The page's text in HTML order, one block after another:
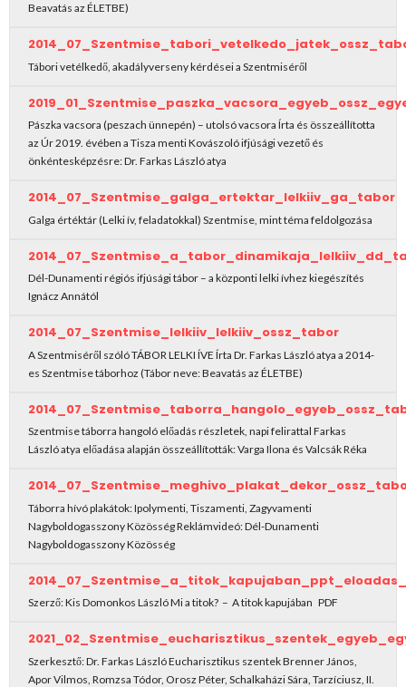
Beavatás az ÉLETBE)
Tábori vetélkedő, akadályverseny kérdései a Szentmiséről
Pászka vacsora (peszach ünnepén) – utolsó vacsora Írta és összeállította
az Úr 2019. évében a Tisza menti Kovászoló ifjúsági vezető és
önkéntesképzésre: Dr. Farkas László atya
2014_07_Szentmise_galga_ertektar_lelkiiv_ga_tabor
Galga értéktár (Lelki ív, feladatokkal) Szentmise, mint téma feldolgozása
Dél-Dunamenti régiós ifjúsági tábor – a központi lelki ívhez kiegészítés
Ignácz Annától
2014_07_Szentmise_lelkiiv_lelkiiv_ossz_tabor
A Szentmiséről szóló TÁBOR LELKI ÍVE Írta Dr. Farkas László atya a 2014-
es Szentmise táborhoz (Tábor neve: Beavatás az ÉLETBE)
Szentmise táborra hangoló előadás részletek, napi felirattal Farkas
László atya előadása alapján összeállították: Varga Ilona és Valcsák Réka
Táborra hívó plakátok: Ipolymenti, Tiszamenti, Zagyvamenti
Nagyboldogasszony Közösség Reklámvideó: Dél-Dunamenti
Nagyboldogasszony Közösség
Szerző: Kis Domonkos László Mi a titok? – A titok kapujában PDF
Szerkesztő: Dr. Farkas László Eucharisztikus szentek Brenner János,
Apor Vilmos, Romzsa Tódor, Orosz Péter, Schalkaházi Sára, Tarzíciusz, II.